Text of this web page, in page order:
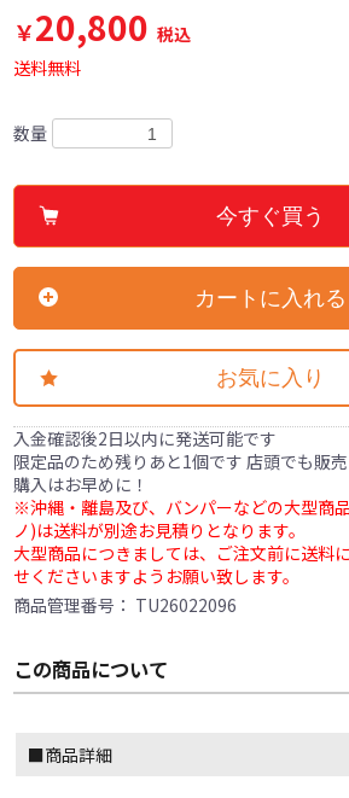
￥20,800 税込
送料無料
数量
今すぐ買う
カートに入れる
お気に入り
入金確認後2日以内に発送可能です
限定品のため残りあと1個です 店頭でも販
購入はお早めに！
※沖縄・離島及び、バンパーなどの大型商
ノ)は送料が別途お見積りとなります。
大型商品につきましては、ご注文前に送料
せくださいますようお願い致します。
商品管理番号： TU26022096
この商品について
■商品詳細